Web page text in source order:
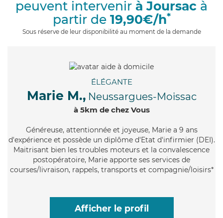
peuvent intervenir à Joursac à
partir de 19,90€/h*
Sous réserve de leur disponibilité au moment de la demande
ÉLÉGANTE
Marie M., Neussargues-Moissac
à 5km de chez Vous
Généreuse, attentionnée et joyeuse, Marie a 9 ans
d'expérience et possède un diplôme d'Etat d'infirmier (DEI).
Maitrisant bien les troubles moteurs et la convalescence
postopératoire, Marie apporte ses services de
courses/livraison, rappels, transports et compagnie/loisirs*
Afficher le profil